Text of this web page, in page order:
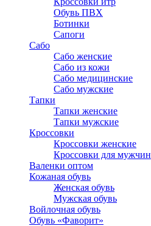
Обувь ПВХ
Ботинки
Сапоги
Сабо
Сабо женские
Сабо из кожи
Сабо медицинские
Сабо мужские
Тапки
Тапки женские
Тапки мужские
Кроссовки
Кроссовки женские
Кроссовки для мужчин
Валенки оптом
Кожаная обувь
Женская обувь
Мужская обувь
Войлочная обувь
Обувь «Фаворит»